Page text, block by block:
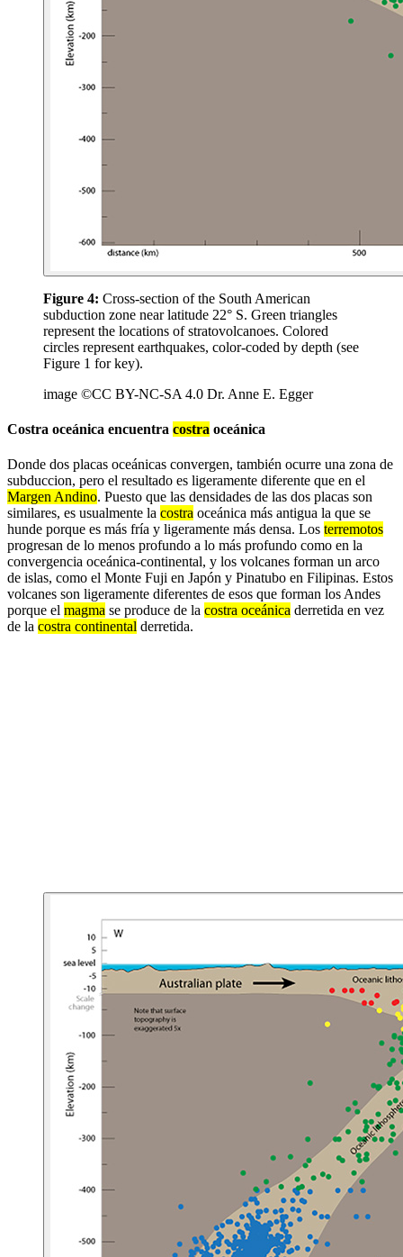
Figure 4: Cross-section of the South American
subduction zone near latitude 22° S. Green triangles
represent the locations of stratovolcanoes. Colored
circles represent earthquakes, color-coded by depth (see
Figure 1 for key).
image ©CC BY-NC-SA 4.0 Dr. Anne E. Egger
Costra oceánica encuentra costra oceánica
Donde dos placas oceánicas convergen, también ocurre una zona de
subduccion, pero el resultado es ligeramente diferente que en el
Margen Andino. Puesto que las densidades de las dos placas son
similares, es usualmente la costra oceánica más antigua la que se
hunde porque es más fría y ligeramente más densa. Los terremotos
progresan de lo menos profundo a lo más profundo como en la
convergencia oceánica-continental, y los volcanes forman un arco
de islas, como el Monte Fuji en Japón y Pinatubo en Filipinas. Estos
volcanes son ligeramente diferentes de esos que forman los Andes
porque el magma se produce de la costra oceánica derretida en vez
de la costra continental derretida.